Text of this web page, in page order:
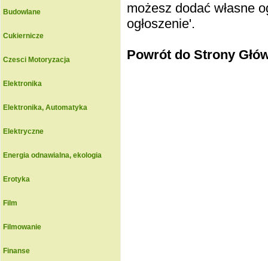
Budowlane
Cukiernicze
Czesci Motoryzacja
Elektronika
Elektronika, Automatyka
Elektryczne
Energia odnawialna, ekologia
Erotyka
Film
Filmowanie
Finanse
możesz dodać własne
ogłoszenie'.
Powrót do Strony